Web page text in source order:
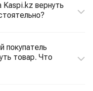
Kaspi.kz вернуть
покупатель
товар. Что